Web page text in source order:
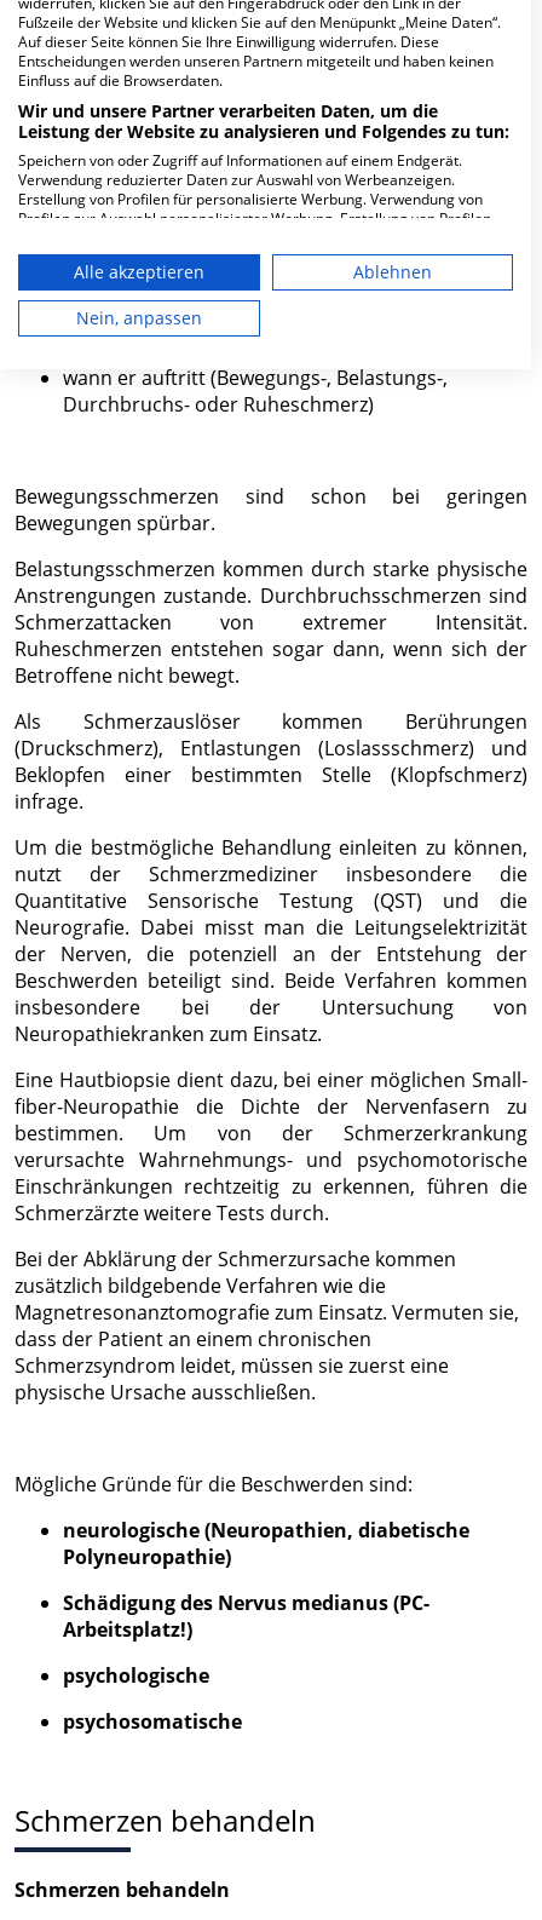
Der in der Schmerzambulanz oder Schmerzklinik
beschäftigte Mediziner muss für seine Diagnosestellung
wissen:
seit wann der Schmerz auftritt
wie er sich anfühlt
wo er verspürt wird
wie er verspürt wird (bohrend, pochend)
wie intensiv er empfunden wird (Einstufung
anhand einer Schmerzskala)
wann er auftritt (Bewegungs-, Belastungs-,
Durchbruchs- oder Ruheschmerz)
Bewegungsschmerzen sind schon bei geringen
Bewegungen spürbar.
Belastungsschmerzen kommen durch starke physische
Anstrengungen zustande. Durchbruchsschmerzen sind
Schmerzattacken von extremer Intensität.
Ruheschmerzen entstehen sogar dann, wenn sich der
Betroffene nicht bewegt.
Als Schmerzauslöser kommen Berührungen
(Druckschmerz), Entlastungen (Loslassschmerz) und
Beklopfen einer bestimmten Stelle (Klopfschmerz)
infrage.
Um die bestmögliche Behandlung einleiten zu können,
nutzt der Schmerzmediziner insbesondere die
Quantitative Sensorische Testung (QST) und die
Neurografie. Dabei misst man die Leitungselektrizität
der Nerven, die potenziell an der Entstehung der
Beschwerden beteiligt sind. Beide Verfahren kommen
insbesondere bei der Untersuchung von
Neuropathiekranken zum Einsatz.
Eine Hautbiopsie dient dazu, bei einer möglichen Small-
fiber-Neuropathie die Dichte der Nervenfasern zu
bestimmen. Um von der Schmerzerkrankung
verursachte Wahrnehmungs- und psychomotorische
Einschränkungen rechtzeitig zu erkennen, führen die
Schmerzärzte weitere Tests durch.
Bei der Abklärung der Schmerzursache kommen
zusätzlich bildgebende Verfahren wie die
Magnetresonanztomografie zum Einsatz. Vermuten sie,
dass der Patient an einem chronischen
Schmerzsyndrom leidet, müssen sie zuerst eine
physische Ursache ausschließen.
Mögliche Gründe für die Beschwerden sind:
neurologische (Neuropathien, diabetische
Polyneuropathie)
Schädigung des Nervus medianus (PC-
Arbeitsplatz!)
psychologische
psychosomatische
Schmerzen behandeln
Schmerzen behandeln
Fußzeile der Website und klicken Sie auf den Menüpunkt „Meine Daten“.
Auf dieser Seite können Sie Ihre Einwilligung widerrufen. Diese
Entscheidungen werden unseren Partnern mitgeteilt und haben keinen
Einfluss auf die Browserdaten.
Wir und unsere Partner verarbeiten Daten, um die
Leistung der Website zu analysieren und Folgendes zu tun:
Speichern von oder Zugriff auf Informationen auf einem Endgerät.
Verwendung reduzierter Daten zur Auswahl von Werbeanzeigen.
Erstellung von Profilen für personalisierte Werbung. Verwendung von
Profilen zur Auswahl personalisierter Werbung. Erstellung von Profilen
personalisierter Inhalte. Messung der Werbeleistung. Messung der
Performance von Inhalten. Analyse von Zielgruppen durch Statistiken
oder Kombinationen von Daten aus verschiedenen Quellen. Entwicklung
und Verbesserung der Angebote. Verwendung reduzierter Daten zur
Auswahl von Inhalten.
die USA gesendet werden.
Ihre Einwilligung und die cookie Richtlinie gelten ausschließlich für diese
Wir nutzen Ihre Daten für folgende Zwecke:
IAB-Verarbeitungszwecke:
Informationen auf einem Endgerät
Verwendung reduzierter Daten zur Auswahl
von Werbeanzeigen
Erstellung von Profilen für personalisierte
Werbung
Verwendung von Profilen zur Auswahl
personalisierter Werbung
von Inhalten
Verwendung von Profilen zur Auswahl
personalisierter Inhalte
Messung der Werbeleistung
Messung der Performance von Inhalten
Analyse von Zielgruppen durch Statistiken
oder Kombinationen von Daten aus
verschiedenen Quellen
Entwicklung und Verbesserung der
Angebote
von Inhalten
IAB-Besonderheiten:
Verwendung genauer Standortdaten
Geräte anhand von aktiv angeforderten
Informationen identifizieren
Notwendig
Performance
Funktional
Werbung
Alle akzeptieren
Ablehnen
Nein, anpassen